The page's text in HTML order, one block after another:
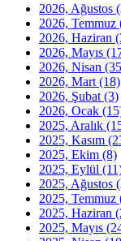
2026, Ağustos
2026, Temmuz
2026, Haziran
2026, Mayıs
2026, Nisan
2026, Mart (18)
2026, Şubat (3)
2026, Ocak
2025, Aralık
2025, Kasım
2025, Ekim (8)
2025, Eylül
2025, Ağustos
2025, Temmuz
2025, Haziran
2025, Mayıs